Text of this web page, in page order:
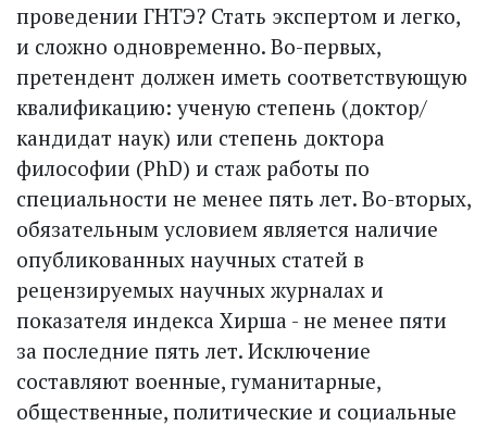
проведении ГНТЭ? Стать экспертом и легко,
и сложно одновременно. Во-первых,
претендент должен иметь соответствующую
квалификацию: ученую степень (доктор/
кандидат наук) или степень доктора
философии (PhD) и стаж работы по
специальности не менее пять лет. Во-вторых,
обязательным условием является наличие
опубликованных научных статей в
рецензируемых научных журналах и
показателя индекса Хирша - не менее пяти
за последние пять лет. Исключение
составляют военные, гуманитарные,
общественные, политические и социальные